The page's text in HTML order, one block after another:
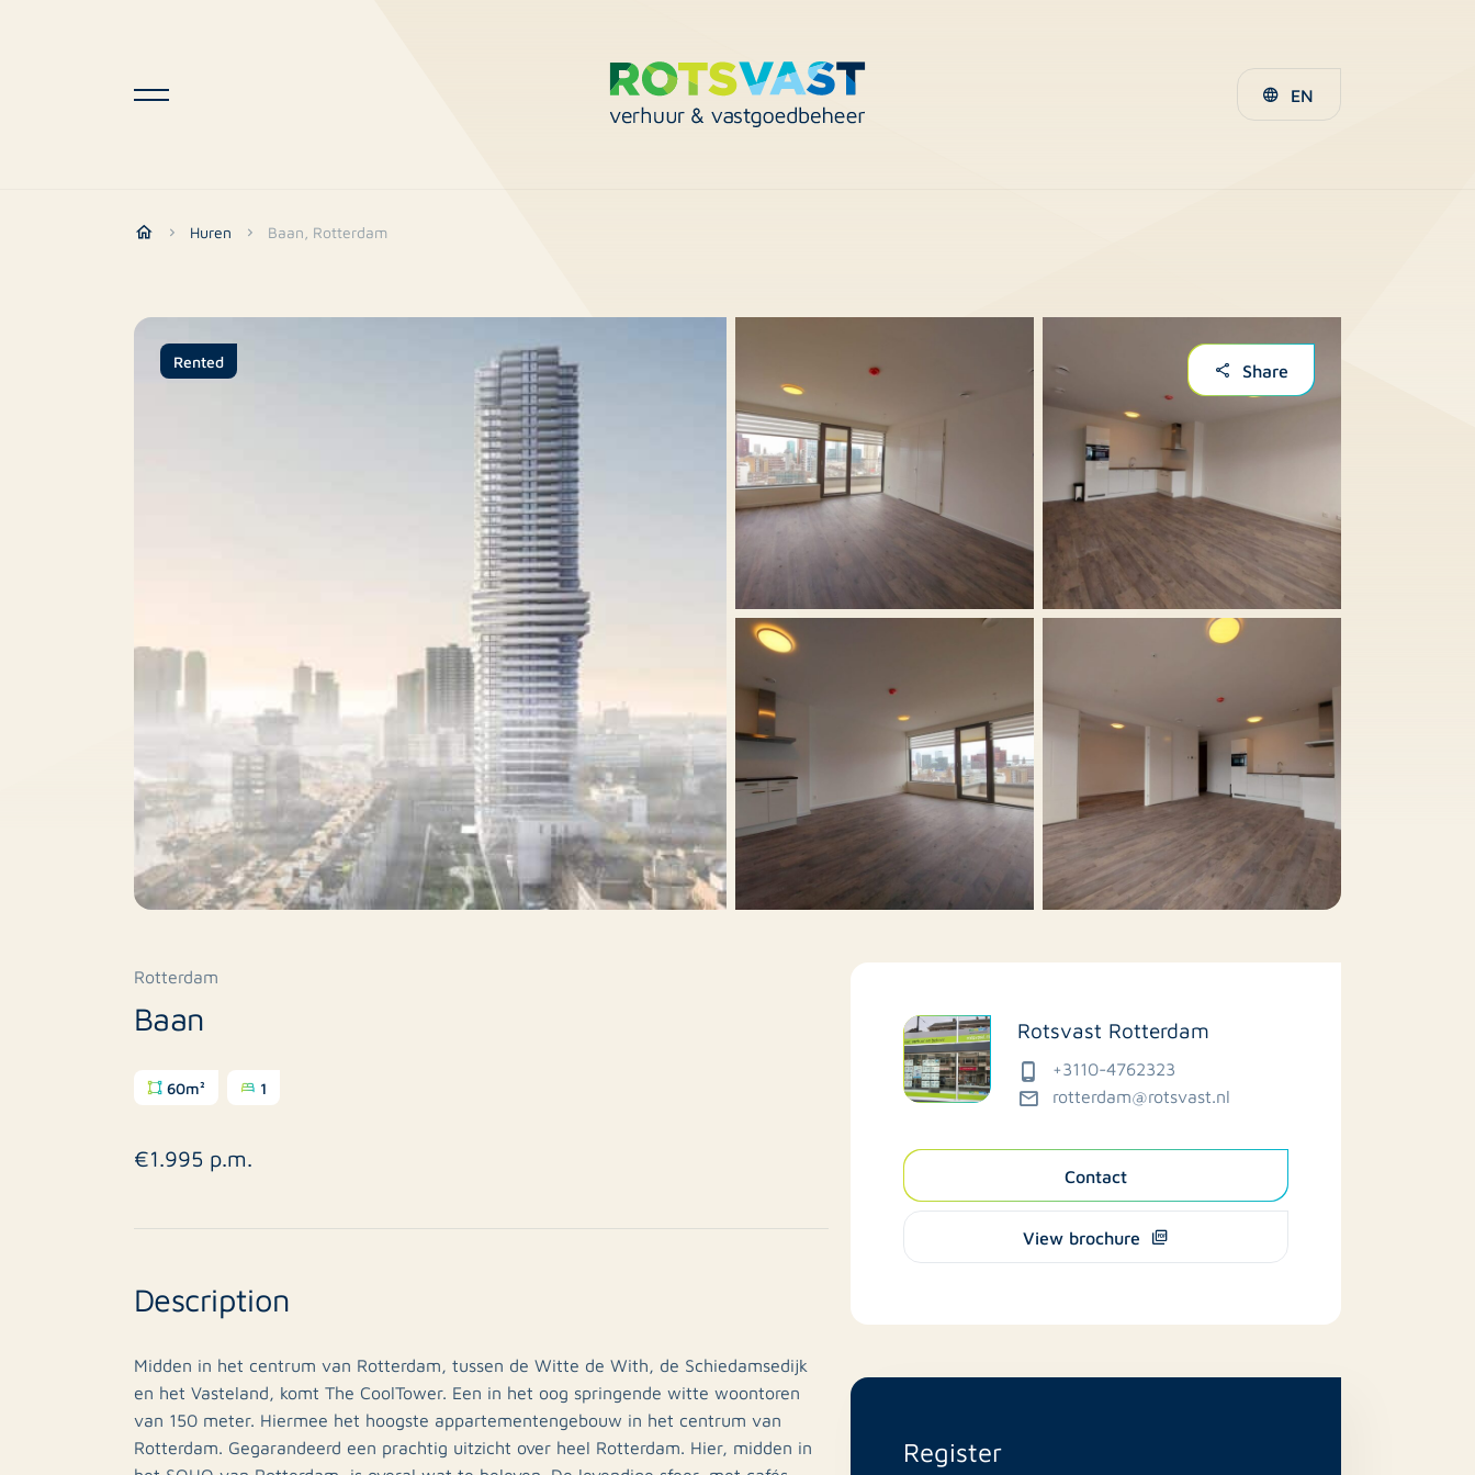
EN
Huren Baan, Rotterdam
Share
Rented
Rotterdam
Baan
60m² 1
€1.995 p.m.
Description
Midden in het centrum van Rotterdam, tussen de Witte de With, de Schiedamsedijk
en het Vasteland, komt The CoolTower. Een in het oog springende witte woontoren
van 150 meter. Hiermee het hoogste appartementengebouw in het centrum van
Rotterdam. Gegarandeerd een prachtig uitzicht over heel Rotterdam. Hier, midden in
Rotsvast Rotterdam
+3110-4762323
rotterdam@rotsvast.nl
Contact
View brochure
Register